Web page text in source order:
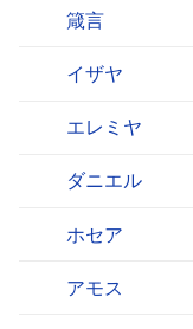
箴言
イザヤ
エレミヤ
ダニエル
ホセア
アモス